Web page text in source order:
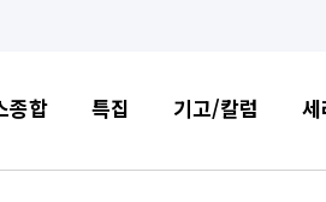
종합 특집 기고/칼럼